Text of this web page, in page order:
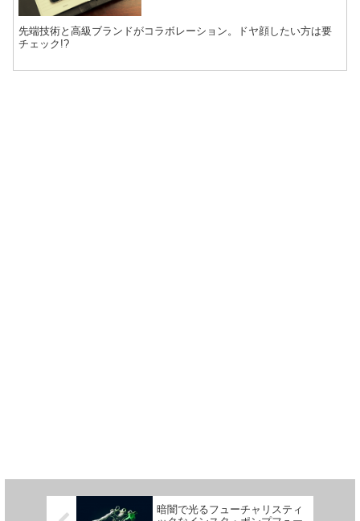
先端技術と高級ブランドがコラボレーション。ドヤ顔したい方は要
チェック!?
暗闇で光るフューチャリスティ